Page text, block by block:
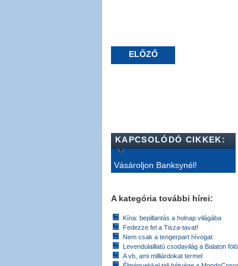
ELŐZŐ
KAPCSOLÓDÓ CIKKEK:
Vásároljon Banksynél!
A kategória további hírei:
Kína: bepillantás a holnap világába
Fedezze fel a Tisza-tavat!
Nem csak a tengerpart hívogat
Levendulaillatú csodavilág a Balaton
A vb, ami milliárdokat termel